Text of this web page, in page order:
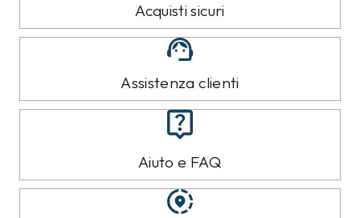
Acquisti sicuri
Assistenza clienti
Aiuto e FAQ